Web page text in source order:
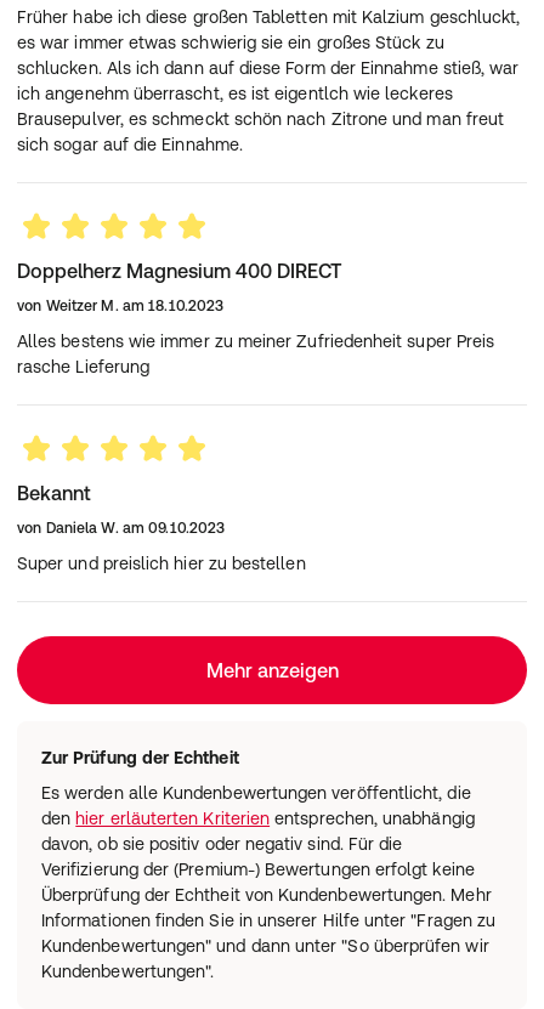
gesunde Lebensweise. Für kleine Kinder unzugänglich
aufbewahren.
Nicht für Kinder unter 12 Jahren geeignet.
Enthält eine Phenylalaninquelle.
Kann bei übermäßigem Verzehr abführend wirken.
Mengen über 250 mg Magnesium können bei
Trocken und nicht über 25 °C lagern. Außerhalb der
Reichweite von kleinen Kindern aufbewahren.
Nettofüllmenge:
Queisser Pharma GmbH & Co. KG
Schleswiger Str. 74
Früher habe ich diese großen Tabletten mit Kalzium geschluckt,
es war immer etwas schwierig sie ein großes Stück zu
schlucken. Als ich dann auf diese Form der Einnahme stieß, war
ich angenehm überrascht, es ist eigentlch wie leckeres
Brausepulver, es schmeckt schön nach Zitrone und man freut
sich sogar auf die Einnahme.
Doppelherz Magnesium 400 DIRECT
von Weitzer M. am 18.10.2023
Alles bestens wie immer zu meiner Zufriedenheit super Preis
rasche Lieferung
Bekannt
von Daniela W. am 09.10.2023
Super und preislich hier zu bestellen
Mehr anzeigen
Zur Prüfung der Echtheit
Es werden alle Kundenbewertungen veröffentlicht, die
den hier erläuterten Kriterien entsprechen, unabhängig
davon, ob sie positiv oder negativ sind. Für die
Verifizierung der (Premium-) Bewertungen erfolgt keine
Überprüfung der Echtheit von Kundenbewertungen. Mehr
Informationen finden Sie in unserer Hilfe unter "Fragen zu
Kundenbewertungen" und dann unter "So überprüfen wir
Kundenbewertungen".